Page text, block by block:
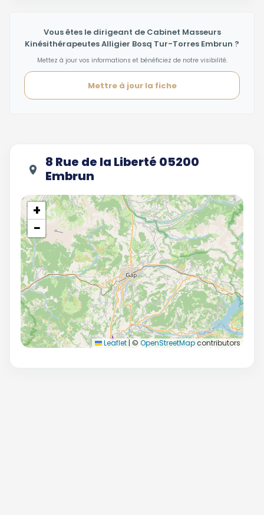
Vous êtes le dirigeant de Cabinet Masseurs
Kinésithérapeutes Alligier Bosq Tur-Torres Embrun ?
Mettez à jour vos informations et bénéficiez de notre visibilité.
Mettre à jour la fiche
8 Rue de la Liberté 05200
Embrun
+
−
Leaflet | © OpenStreetMapcontributors